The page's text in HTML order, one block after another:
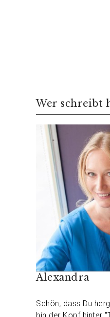
Wer schreibt
Alexandra
Schön, dass Du
bin der Kopf hinter